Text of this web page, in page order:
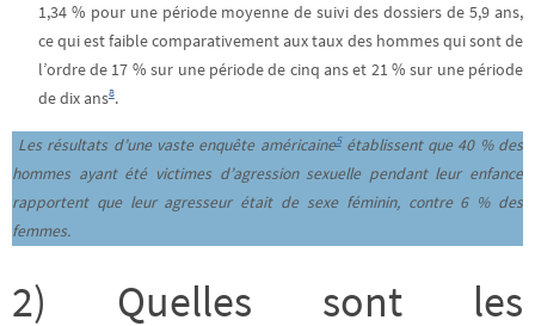
1,34 % pour une période moyenne de suivi des dossiers de 5,9 ans,
ce qui est faible comparativement aux taux des hommes qui sont de
l’ordre de 17 % sur une période de cinq ans et 21 % sur une période
de dix ans8.
Les résultats d’une vaste enquête américaine5établissent que 40 % des
hommes ayant été victimes d’agression sexuelle pendant leur enfance
rapportent que leur agresseur était de sexe féminin, contre 6 % des
femmes.
2) Quelles sont les